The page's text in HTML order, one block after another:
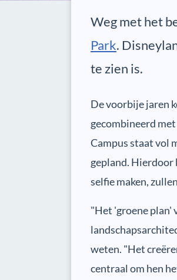
Weg met het
Park.
te zien is.
De voorbije jaren
gecombineerd
Campus staat vol
gepland. Hierdoor
selfie maken,
"Het 'groene plan'
weten. "Het
centraal om hen